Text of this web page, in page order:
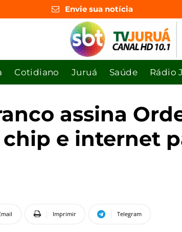
Envie sua notícia
Cotidiano Juruá Saúde Rádio
assina
e internet
Imprimir Telegram